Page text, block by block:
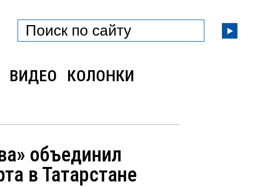
ВИДЕО
КОЛОНКИ
объединил
в Татарстане